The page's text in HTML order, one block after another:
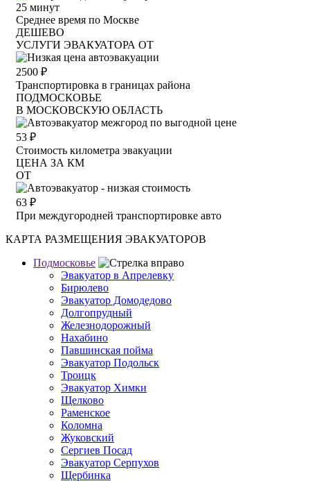
25 минут
Среднее время по Москве
ДЕШЕВО
УСЛУГИ ЭВАКУАТОРА ОТ
2500 ₽
Транспортировка в границах района
ПОДМОСКОВЬЕ
В МОСКОВСКУЮ ОБЛАСТЬ
53 ₽
Стоимость километра эвакуации
ЦЕНА ЗА КМ
ОТ
63 ₽
При междугородней транспортировке авто
КАРТА РАЗМЕЩЕНИЯ ЭВАКУАТОРОВ
Подмосковье
Эвакуатор в Апрелевку
Бирюлево
Эвакуатор Домодедово
Долгопрудный
Железнодорожный
Нахабино
Павшинская пойма
Эвакуатор Подольск
Троицк
Эвакуатор Химки
Щелково
Раменское
Коломна
Жуковский
Сергиев Посад
Эвакуатор Серпухов
Щербинка